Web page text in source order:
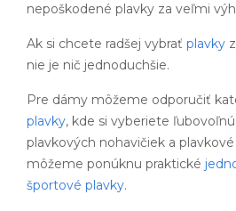
nepoškodené plavky za veľmi
Ak si chcete radšej vybrať plavky
nie je nič jednoduchšie.
Pre dámy môžeme odporučiť
plavky, kde si vyberiete
plavkových nohavičiek a
môžeme ponúknu praktické
športové plavky.